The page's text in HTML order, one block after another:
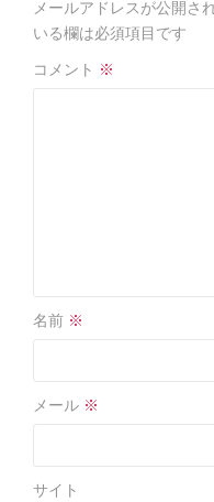
o
o
k
メールアドレスが公開さ
いる欄は必須項目です
コメント ※
名前 ※
メール ※
サイト